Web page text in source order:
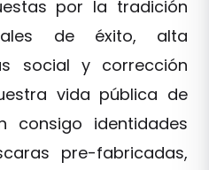
por la tradición
de éxito, alta
social y corrección
vida pública de
consigo identidades
pre-fabricadas,